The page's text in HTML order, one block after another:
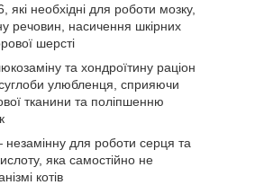
необхідні для роботи мозку,
речовин, насичення шкірних
шерсті
та хондроїтину раціон
улюбленця, сприяючи
тканини та поліпшенню
незамінну для роботи серця та
яка самостійно не
котів